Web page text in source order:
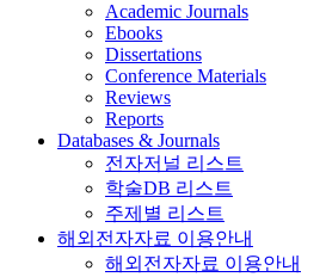
Academic Journals
Ebooks
Dissertations
Conference Materials
Reviews
Reports
Databases & Journals
전자저널 리스트
학술DB 리스트
주제별 리스트
해외전자자료 이용안내
해외전자자료 이용안내